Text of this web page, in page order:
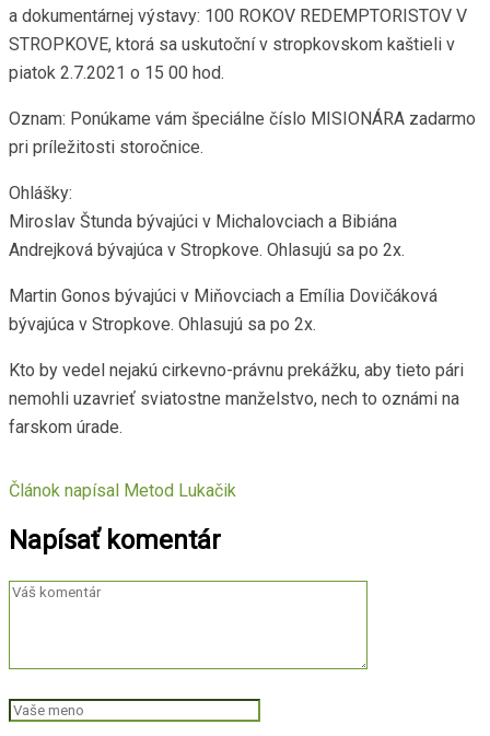
a dokumentárnej výstavy: 100 ROKOV REDEMPTORISTOV V
STROPKOVE, ktorá sa uskutoční v stropkovskom kaštieli v
piatok 2.7.2021 o 15 00 hod.
Oznam: Ponúkame vám špeciálne číslo MISIONÁRA zadarmo
pri príležitosti storočnice.
Ohlášky:
Miroslav Štunda bývajúci v Michalovciach a Bibiána
Andrejková bývajúca v Stropkove. Ohlasujú sa po 2x.
Martin Gonos bývajúci v Miňovciach a Emília Dovičáková
bývajúca v Stropkove. Ohlasujú sa po 2x.
Kto by vedel nejakú cirkevno-právnu prekážku, aby tieto pári
nemohli uzavrieť sviatostne manželstvo, nech to oznámi na
farskom úrade.
Článok napísal Metod Lukačik
Napísať komentár